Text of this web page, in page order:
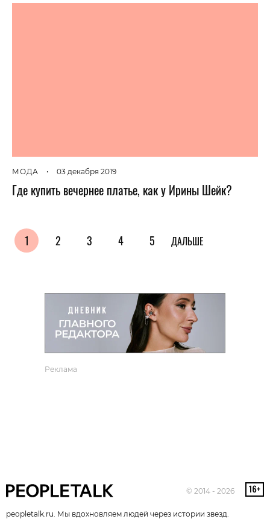
МОДА • 03 декабря 2019
Где купить вечернее платье, как у Ирины Шейк?
1 2 3 4 5 ДАЛЬШЕ
Реклама
© 2014 - 2026
peopletalk.ru. Мы вдохновляем людей через истории звезд.